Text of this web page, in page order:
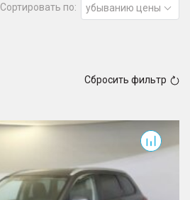
Сортировать по: убыванию цены
Сбросить фильтр